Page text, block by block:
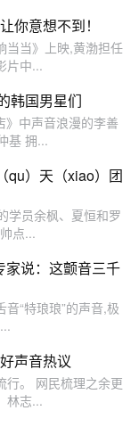
你意想不到！
当当》上映,黄渤担任
片中...
韩国男星们
》中声音浪漫的李善
基 拥...
qu）天（xiao）团
学员余枫、夏恒和罗
点...
家说：这颤音三千
“特琅琅”的声音,极
声音热议
行。 网民梳理之余更
林志...